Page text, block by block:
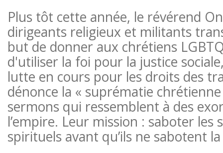
Plus tôt cette année, le révérend
dirigeants religieux et militants
but de donner aux chrétiens
d'utiliser la foi pour la justice
lutte en cours pour les droits des
dénonce la « suprématie
sermons qui ressemblent à des
l’empire. Leur mission : saboter les
spirituels avant qu’ils ne sabotent